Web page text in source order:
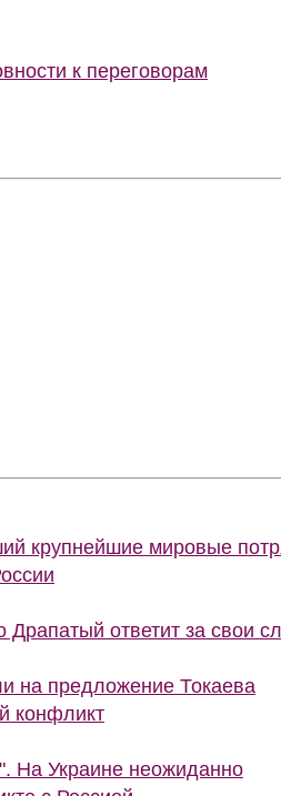
к переговорам
крупнейшие мировые
Драпатый ответит за свои
на предложение Токаева
конфликт
На Украине неожиданно